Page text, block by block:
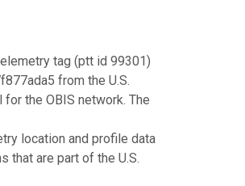
tag (ptt id 99301)
from the U.S.
the OBIS network. The
location and profile data
that are part of the U.S.